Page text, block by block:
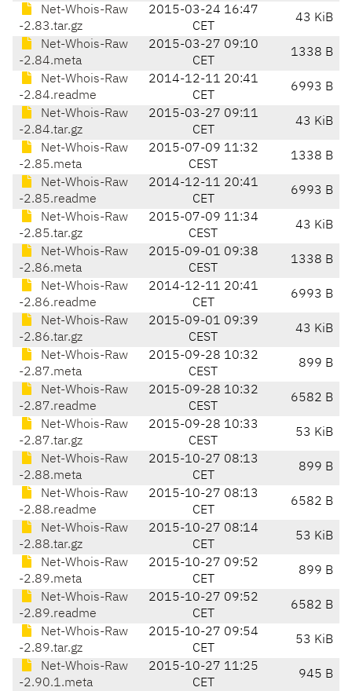
Net-Whois-Raw
-2.83.tar.gz
2015-03-24 16:47
CET
43 KiB
Net-Whois-Raw
-2.84.meta
2015-03-27 09:10
CET
1338 B
Net-Whois-Raw
-2.84.readme
2014-12-11 20:41
CET
6993 B
Net-Whois-Raw
-2.84.tar.gz
2015-03-27 09:11
CET
43 KiB
Net-Whois-Raw
-2.85.meta
2015-07-09 11:32
CEST
1338 B
Net-Whois-Raw
-2.85.readme
2014-12-11 20:41
CET
6993 B
Net-Whois-Raw
-2.85.tar.gz
2015-07-09 11:34
CEST
43 KiB
Net-Whois-Raw
-2.86.meta
2015-09-01 09:38
CEST
1338 B
Net-Whois-Raw
-2.86.readme
2014-12-11 20:41
CET
6993 B
Net-Whois-Raw
-2.86.tar.gz
2015-09-01 09:39
CEST
43 KiB
Net-Whois-Raw
-2.87.meta
2015-09-28 10:32
CEST
899 B
Net-Whois-Raw
-2.87.readme
2015-09-28 10:32
CEST
6582 B
Net-Whois-Raw
-2.87.tar.gz
2015-09-28 10:33
CEST
53 KiB
Net-Whois-Raw
-2.88.meta
2015-10-27 08:13
CET
899 B
Net-Whois-Raw
-2.88.readme
2015-10-27 08:13
CET
6582 B
Net-Whois-Raw
-2.88.tar.gz
2015-10-27 08:14
CET
53 KiB
Net-Whois-Raw
-2.89.meta
2015-10-27 09:52
CET
899 B
Net-Whois-Raw
-2.89.readme
2015-10-27 09:52
CET
6582 B
Net-Whois-Raw
-2.89.tar.gz
2015-10-27 09:54
CET
53 KiB
Net-Whois-Raw
-2.90.1.meta
2015-10-27 11:25
CET
945 B